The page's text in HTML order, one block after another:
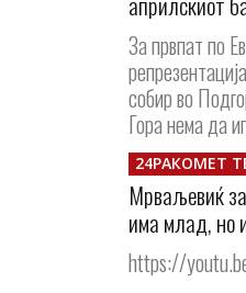
За првпат по
собир во
Гора нема да
24РАКОМЕТ
Мрваљевиќ
има млад, но
https://